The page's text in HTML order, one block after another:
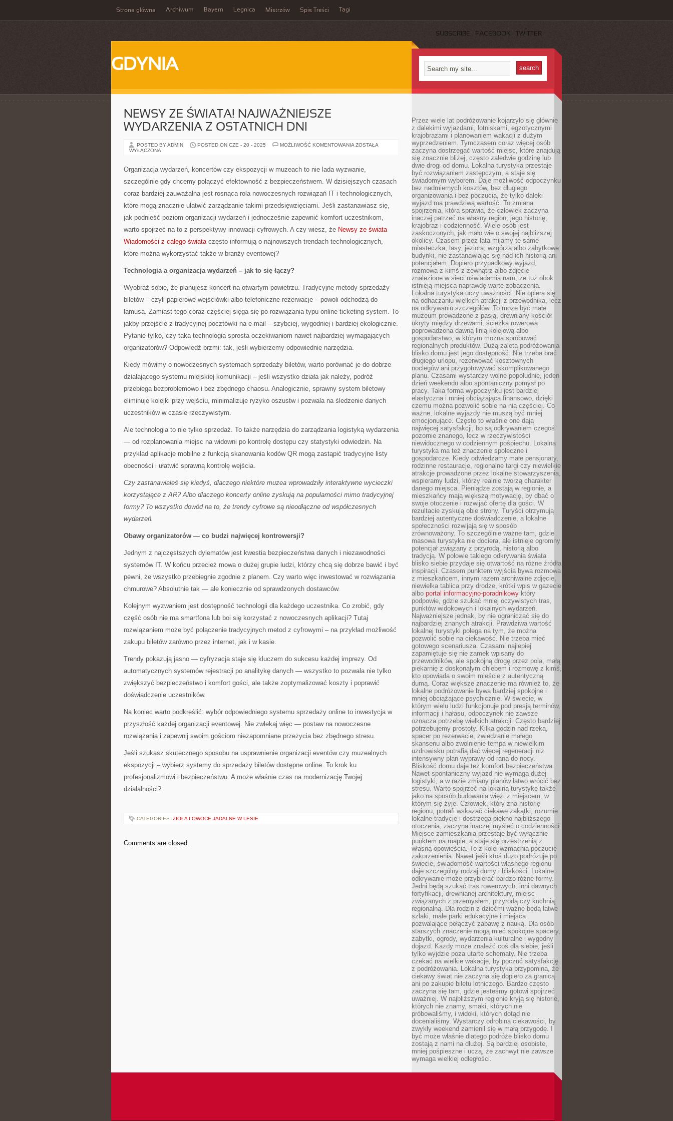
Strona główna Archiwum Bayern Legnica Mistrzów Spis Treści Tagi
SUBSCRIBE FACEBOOK TWITTER
GDYNIA
NEWSY ZE ŚWIATA! NAJWAŻNIEJSZE
WYDARZENIA Z OSTATNICH DNI
POSTED BY ADMIN POSTED ON CZE - 20 - 2025 MOŻLIWOŚĆ KOMENTOWANIA NEWSY
WYDARZENIA
Z
DNI
ZOSTAŁA
WYŁĄCZONA
Organizacja wydarzeń, koncertów czy ekspozycji w muzeach to nie lada wyzwanie,
szczególnie gdy chcemy połączyć efektowność z bezpieczeństwem. W dzisiejszych czasach
coraz bardziej zauważalna jest rosnąca rola nowoczesnych rozwiązań IT i technologicznych,
które mogą znacznie ułatwić zarządzanie takimi przedsięwzięciami. Jeśli zastanawiasz się,
jak podnieść poziom organizacji wydarzeń i jednocześnie zapewnić komfort uczestnikom,
warto spojrzeć na to z perspektywy innowacji cyfrowych. A czy wiesz, że Newsy ze świata
Wiadomości z całego świataczęsto informują o najnowszych trendach technologicznych,
które można wykorzystać także w branży eventowej?
Technologia a organizacja wydarzeń – jak to się łączy?
Wyobraź sobie, że planujesz koncert na otwartym powietrzu. Tradycyjne metody sprzedaży
biletów – czyli papierowe wejściówki albo telefoniczne rezerwacje – powoli odchodzą do
lamusa. Zamiast tego coraz częściej sięga się po rozwiązania typu online ticketing system. To
jakby przejście z tradycyjnej pocztówki na e-mail – szybciej, wygodniej i bardziej ekologicznie.
Pytanie tylko, czy taka technologia sprosta oczekiwaniom nawet najbardziej wymagających
organizatorów? Odpowiedź brzmi: tak, jeśli wybierzemy odpowiednie narzędzia.
Kiedy mówimy o nowoczesnych systemach sprzedaży biletów, warto porównać je do dobrze
działającego systemu miejskiej komunikacji – jeśli wszystko działa jak należy, podróż
przebiega bezproblemowo i bez zbędnego chaosu. Analogicznie, sprawny system biletowy
eliminuje kolejki przy wejściu, minimalizuje ryzyko oszustw i pozwala na śledzenie danych
uczestników w czasie rzeczywistym.
Ale technologia to nie tylko sprzedaż. To także narzędzia do zarządzania logistyką wydarzenia
— od rozplanowania miejsc na widowni po kontrolę dostępu czy statystyki odwiedzin. Na
przykład aplikacje mobilne z funkcją skanowania kodów QR mogą zastąpić tradycyjne listy
obecności i ułatwić sprawną kontrolę wejścia.
Czy zastanawiałeś się kiedyś, dlaczego niektóre muzea wprowadziły interaktywne wycieczki
korzystające z AR? Albo dlaczego koncerty online zyskują na popularności mimo tradycyjnej
formy? To wszystko dowód na to, że trendy cyfrowe są nieodłączne od współczesnych
wydarzeń.
Obawy organizatorów — co budzi najwięcej kontrowersji?
Jednym z najczęstszych dylematów jest kwestia bezpieczeństwa danych i niezawodności
systemów IT. W końcu przecież mowa o dużej grupie ludzi, którzy chcą się dobrze bawić i być
pewni, że wszystko przebiegnie zgodnie z planem. Czy warto więc inwestować w rozwiązania
chmurowe? Absolutnie tak — ale koniecznie od sprawdzonych dostawców.
Kolejnym wyzwaniem jest dostępność technologii dla każdego uczestnika. Co zrobić, gdy
część osób nie ma smartfona lub boi się korzystać z nowoczesnych aplikacji? Tutaj
rozwiązaniem może być połączenie tradycyjnych metod z cyfrowymi – na przykład możliwość
zakupu biletów zarówno przez internet, jak i w kasie.
Trendy pokazują jasno — cyfryzacja staje się kluczem do sukcesu każdej imprezy. Od
automatycznych systemów rejestracji po analitykę danych — wszystko to pozwala nie tylko
zwiększyć bezpieczeństwo i komfort gości, ale także zoptymalizować koszty i poprawić
doświadczenie uczestników.
Na koniec warto podkreślić: wybór odpowiedniego systemu sprzedaży online to inwestycja w
przyszłość każdej organizacji eventowej. Nie zwlekaj więc — postaw na nowoczesne
rozwiązania i zapewnij swoim gościom niezapomniane przeżycia bez zbędnego stresu.
Jeśli szukasz skutecznego sposobu na usprawnienie organizacji eventów czy muzealnych
ekspozycji – wybierz systemy do sprzedaży biletów dostępne online. To krok ku
profesjonalizmowi i bezpieczeństwu. A może właśnie czas na modernizację Twojej
działalności?
CATEGORIES: ZIOŁA I OWOCE JADALNE W LESIE
Comments are closed.
Przez wiele lat podróżowanie kojarzyło się głównie
z dalekimi wyjazdami, lotniskami, egzotycznymi
krajobrazami i planowaniem wakacji z dużym
wyprzedzeniem. Tymczasem coraz więcej osób
zaczyna dostrzegać wartość miejsc, które znajdują
się znacznie bliżej, często zaledwie godzinę lub
dwie drogi od domu. Lokalna turystyka przestaje
być rozwiązaniem zastępczym, a staje się
świadomym wyborem. Daje możliwość odpoczynku
bez nadmiernych kosztów, bez długiego
organizowania i bez poczucia, że tylko daleki
wyjazd ma prawdziwą wartość. To zmiana
spojrzenia, która sprawia, że człowiek zaczyna
inaczej patrzeć na własny region, jego historię,
krajobraz i codzienność. Wiele osób jest
zaskoczonych, jak mało wie o swojej najbliższej
okolicy. Czasem przez lata mijamy te same
miasteczka, lasy, jeziora, wzgórza albo zabytkowe
budynki, nie zastanawiając się nad ich historią ani
potencjałem. Dopiero przypadkowy wyjazd,
rozmowa z kimś z zewnątrz albo zdjęcie
znalezione w sieci uświadamia nam, że tuż obok
istnieją miejsca naprawdę warte zobaczenia.
Lokalna turystyka uczy uważności. Nie opiera się
na odhaczaniu wielkich atrakcji z przewodnika, lecz
na odkrywaniu szczegółów. To może być małe
muzeum prowadzone z pasją, drewniany kościół
ukryty między drzewami, ścieżka rowerowa
poprowadzona dawną linią kolejową albo
gospodarstwo, w którym można spróbować
regionalnych produktów. Dużą zaletą podróżowania
blisko domu jest jego dostępność. Nie trzeba brać
długiego urlopu, rezerwować kosztownych
noclegów ani przygotowywać skomplikowanego
planu. Czasami wystarczy wolne popołudnie, jeden
dzień weekendu albo spontaniczny pomysł po
pracy. Taka forma wypoczynku jest bardziej
elastyczna i mniej obciążająca finansowo, dzięki
czemu można pozwolić sobie na nią częściej. Co
ważne, lokalne wyjazdy nie muszą być mniej
emocjonujące. Często to właśnie one dają
najwięcej satysfakcji, bo są odkrywaniem czegoś
pozornie znanego, lecz w rzeczywistości
niewidocznego w codziennym pośpiechu. Lokalna
turystyka ma też znaczenie społeczne i
gospodarcze. Kiedy odwiedzamy małe pensjonaty,
rodzinne restauracje, regionalne targi czy niewielkie
atrakcje prowadzone przez lokalne stowarzyszenia,
wspieramy ludzi, którzy realnie tworzą charakter
danego miejsca. Pieniądze zostają w regionie, a
mieszkańcy mają większą motywację, by dbać o
swoje otoczenie i rozwijać ofertę dla gości. W
rezultacie zyskują obie strony. Turyści otrzymują
bardziej autentyczne doświadczenie, a lokalne
społeczności rozwijają się w sposób
zrównoważony. To szczególnie ważne tam, gdzie
masowa turystyka nie dociera, ale istnieje ogromny
potencjał związany z przyrodą, historią albo
tradycją. W połowie takiego odkrywania świata
blisko siebie przydaje się otwartość na różne źródła
inspiracji. Czasem punktem wyjścia bywa rozmowa
z mieszkańcem, innym razem archiwalne zdjęcie,
niewielka tablica przy drodze, krótki wpis w gazecie
albo portal informacyjno-poradnikowy który
podpowie, gdzie szukać mniej oczywistych tras,
punktów widokowych i lokalnych wydarzeń.
Najważniejsze jednak, by nie ograniczać się do
najbardziej znanych atrakcji. Prawdziwa wartość
lokalnej turystyki polega na tym, że można
pozwolić sobie na ciekawość. Nie trzeba mieć
gotowego scenariusza. Czasami najlepiej
zapamiętuje się nie zamek wpisany do
przewodników, ale spokojną drogę przez pola, małą
piekarnię z doskonałym chlebem i rozmowę z kimś,
kto opowiada o swoim mieście z autentyczną
dumą. Coraz większe znaczenie ma również to, że
lokalne podróżowanie bywa bardziej spokojne i
mniej obciążające psychicznie. W świecie, w
którym wielu ludzi funkcjonuje pod presją terminów,
informacji i hałasu, odpoczynek nie zawsze
oznacza potrzebę wielkich atrakcji. Często bardziej
potrzebujemy prostoty. Kilka godzin nad rzeką,
spacer po rezerwacie, zwiedzanie małego
skansenu albo zwolnienie tempa w niewielkim
uzdrowisku potrafią dać więcej regeneracji niż
intensywny plan wyprawy od rana do nocy.
Bliskość domu daje też komfort bezpieczeństwa.
Nawet spontaniczny wyjazd nie wymaga dużej
logistyki, a w razie zmiany planów łatwo wrócić bez
stresu. Warto spojrzeć na lokalną turystykę także
jako na sposób budowania więzi z miejscem, w
którym się żyje. Człowiek, który zna historię
regionu, potrafi wskazać ciekawe zakątki, rozumie
lokalne tradycje i dostrzega piękno najbliższego
otoczenia, zaczyna inaczej myśleć o codzienności.
Miejsce zamieszkania przestaje być wyłącznie
punktem na mapie, a staje się przestrzenią z
własną opowieścią. To z kolei wzmacnia poczucie
zakorzenienia. Nawet jeśli ktoś dużo podróżuje po
świecie, świadomość wartości własnego regionu
daje szczególny rodzaj dumy i bliskości. Lokalne
odkrywanie może przybierać bardzo różne formy.
Jedni będą szukać tras rowerowych, inni dawnych
fortyfikacji, drewnianej architektury, miejsc
związanych z przemysłem, przyrodą czy kuchnią
regionalną. Dla rodzin z dziećmi ważne będą łatwe
szlaki, małe parki edukacyjne i miejsca
pozwalające połączyć zabawę z nauką. Dla osób
starszych znaczenie mogą mieć spokojne spacery,
zabytki, ogrody, wydarzenia kulturalne i wygodny
dojazd. Każdy może znaleźć coś dla siebie, jeśli
tylko wyjdzie poza utarte schematy. Nie trzeba
czekać na wielkie wakacje, by poczuć satysfakcję
z podróżowania. Lokalna turystyka przypomina, że
ciekawy świat nie zaczyna się dopiero za granicą
ani po zakupie biletu lotniczego. Bardzo często
zaczyna się tam, gdzie jesteśmy gotowi spojrzeć
uważniej. W najbliższym regionie kryją się historie,
których nie znamy, smaki, których nie
próbowaliśmy, i widoki, których dotąd nie
docenialiśmy. Wystarczy odrobina ciekawości, by
zwykły weekend zamienił się w małą przygodę. I
być może właśnie dlatego podróże blisko domu
zostają z nami na dłużej. Są bardziej osobiste,
mniej pośpieszne i uczą, że zachwyt nie zawsze
wymaga wielkiej odległości.